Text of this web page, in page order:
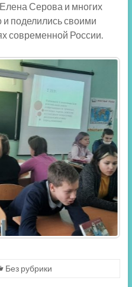
Серова и многих
и поделились своими
современной России.
Без рубрики